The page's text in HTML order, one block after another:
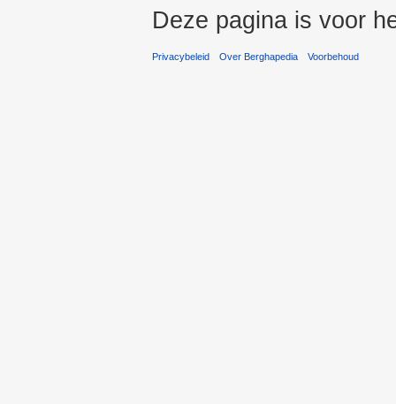
Deze pagina is voor
Privacybeleid Over Berghapedia Voorbehoud